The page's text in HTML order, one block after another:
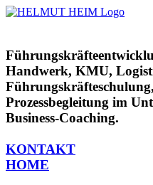
Zum
Handwerk, KMU,
Prozessbegleitung im
Business-Coaching.
KONTAKT
HOME